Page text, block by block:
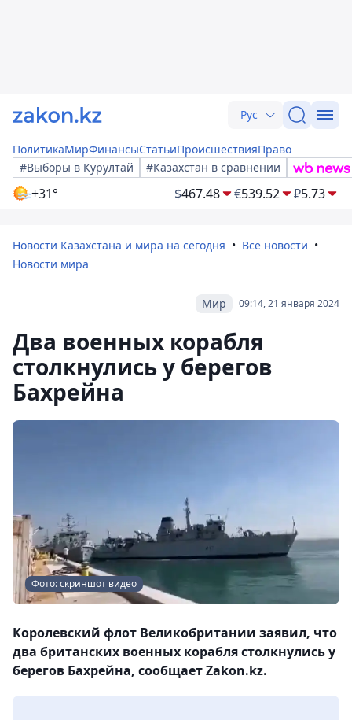
Рус
ПолитикаМирФинансыСтатьиПроисшествияПраво
#Выборы в Курултай
#Казахстан в сравнении
+31° $467.48 €539.52 ₽5.73
Новости Казахстана и мира на сегодня
Все новости
Новости мира
09:14, 21 января 2024
Мир
Два военных корабля
столкнулись у берегов
Бахрейна
Фото: скриншот видео
Королевский флот Великобритании заявил, что
два британских военных корабля столкнулись у
берегов Бахрейна, сообщает Zakon.kz.